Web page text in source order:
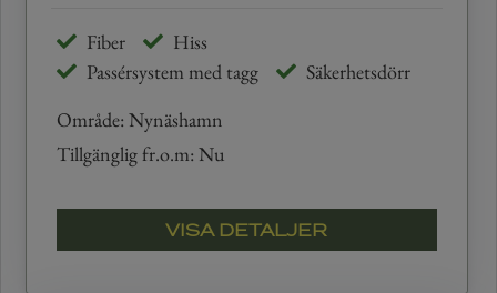
Fiber
Hiss
Passérsystem med tagg
Säkerhetsdörr
Område: Nynäshamn
Tillgänglig fr.o.m: Nu
VISA DETALJER